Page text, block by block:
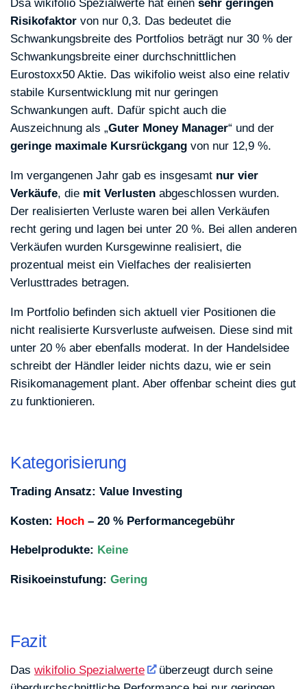
Dsa wikifolio Spezialwerte hat einen sehr geringen
Risikofaktor von nur 0,3. Das bedeutet die
Schwankungsbreite des Portfolios beträgt nur 30 % der
Schwankungsbreite einer durchschnittlichen
Eurostoxx50 Aktie. Das wikifolio weist also eine relativ
stabile Kursentwicklung mit nur geringen
Schwankungen auft. Dafür spicht auch die
Auszeichnung als „Guter Money Manager“ und der
geringe maximale Kursrückgang von nur 12,9 %.
Im vergangenen Jahr gab es insgesamt nur vier
Verkäufe, die mit Verlusten abgeschlossen wurden.
Der realisierten Verluste waren bei allen Verkäufen
recht gering und lagen bei unter 20 %. Bei allen anderen
Verkäufen wurden Kursgewinne realisiert, die
prozentual meist ein Vielfaches der realisierten
Verlusttrades betragen.
Im Portfolio befinden sich aktuell vier Positionen die
nicht realisierte Kursverluste aufweisen. Diese sind mit
unter 20 % aber ebenfalls moderat. In der Handelsidee
schreibt der Händler leider nichts dazu, wie er sein
Risikomanagement plant. Aber offenbar scheint dies gut
zu funktionieren.
Kategorisierung
Trading Ansatz: Value Investing
Kosten: Hoch – 20 % Performancegebühr
Hebelprodukte: Keine
Risikoeinstufung: Gering
Fazit
Das wikifolio Spezialwerte
überzeugt durch seine